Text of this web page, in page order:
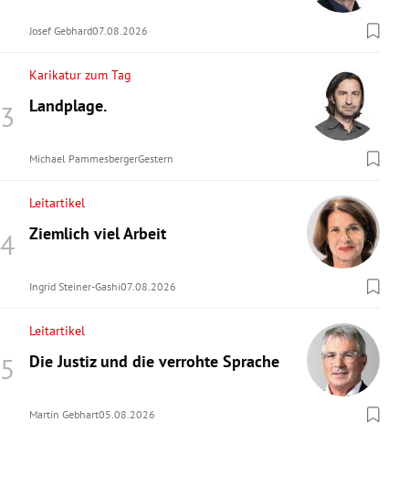
Josef Gebhard07.08.2026
Karikatur zum Tag
Landplage.
Michael PammesbergerGestern
Leitartikel
Ziemlich viel Arbeit
Ingrid Steiner-Gashi07.08.2026
Leitartikel
Die Justiz und die verrohte Sprache
Martin Gebhart05.08.2026